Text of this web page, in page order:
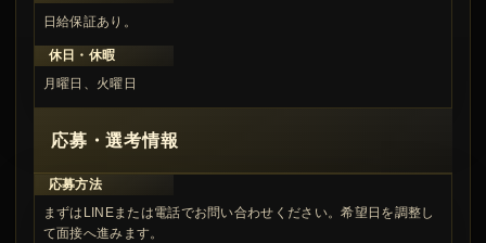
日給保証あり。
休日・休暇
月曜日、火曜日
応募・選考情報
応募方法
まずはLINEまたは電話でお問い合わせください。希望日を調整し
て面接へ進みます。